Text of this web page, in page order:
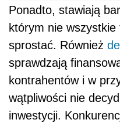
Ponadto, stawiają
którym nie
sprostać. Również
sprawdzają
kontrahentów i w
wątpliwości nie
inwestycji.